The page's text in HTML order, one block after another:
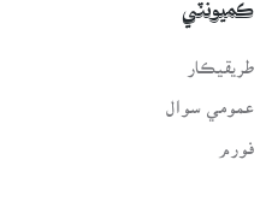
ڪميونٽي
طريقيڪار
عمومي سوال
فورم